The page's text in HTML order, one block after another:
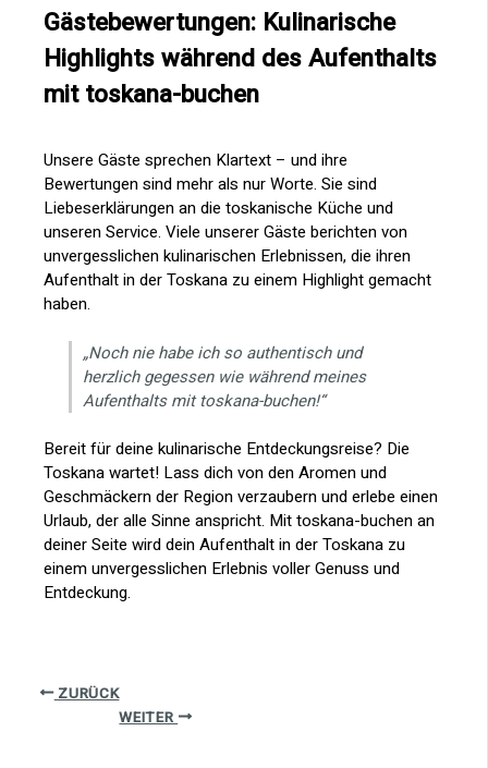
Gästebewertungen: Kulinarische
Highlights während des Aufenthalts
mit toskana-buchen
Unsere Gäste sprechen Klartext – und ihre
Bewertungen sind mehr als nur Worte. Sie sind
Liebeserklärungen an die toskanische Küche und
unseren Service. Viele unserer Gäste berichten von
unvergesslichen kulinarischen Erlebnissen, die ihren
Aufenthalt in der Toskana zu einem Highlight gemacht
haben.
„Noch nie habe ich so authentisch und
herzlich gegessen wie während meines
Aufenthalts mit toskana-buchen!“
Bereit für deine kulinarische Entdeckungsreise? Die
Toskana wartet! Lass dich von den Aromen und
Geschmäckern der Region verzaubern und erlebe einen
Urlaub, der alle Sinne anspricht. Mit toskana-buchen an
deiner Seite wird dein Aufenthalt in der Toskana zu
einem unvergesslichen Erlebnis voller Genuss und
Entdeckung.
ZURÜCK
WEITER